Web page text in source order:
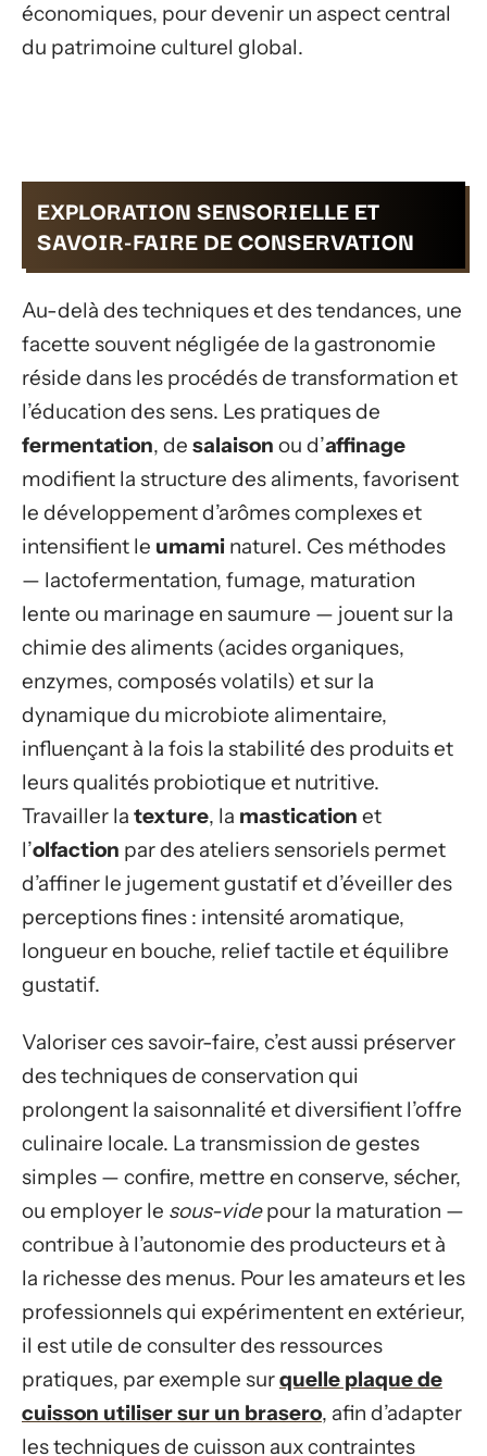
économiques, pour devenir un aspect central
du patrimoine culturel global.
EXPLORATION SENSORIELLE ET
SAVOIR-FAIRE DE CONSERVATION
Au-delà des techniques et des tendances, une
facette souvent négligée de la gastronomie
réside dans les procédés de transformation et
l’éducation des sens. Les pratiques de
fermentation, de salaison ou d’affinage
modifient la structure des aliments, favorisent
le développement d’arômes complexes et
intensifient le umami naturel. Ces méthodes
— lactofermentation, fumage, maturation
lente ou marinage en saumure — jouent sur la
chimie des aliments (acides organiques,
enzymes, composés volatils) et sur la
dynamique du microbiote alimentaire,
influençant à la fois la stabilité des produits et
leurs qualités probiotique et nutritive.
Travailler la texture, la mastication et
l’olfaction par des ateliers sensoriels permet
d’affiner le jugement gustatif et d’éveiller des
perceptions fines : intensité aromatique,
longueur en bouche, relief tactile et équilibre
gustatif.
Valoriser ces savoir-faire, c’est aussi préserver
des techniques de conservation qui
prolongent la saisonnalité et diversifient l’offre
culinaire locale. La transmission de gestes
simples — confire, mettre en conserve, sécher,
ou employer le sous-videpour la maturation —
contribue à l’autonomie des producteurs et à
la richesse des menus. Pour les amateurs et les
professionnels qui expérimentent en extérieur,
il est utile de consulter des ressources
pratiques, par exemple surquelle plaque de
cuisson utiliser sur un brasero, afin d’adapter
les techniques de cuisson aux contraintes